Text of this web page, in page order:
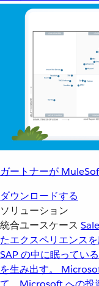
ガートナーが
ダウンロードする
ソリューション
統合ユースケース
たエクスペリエンス
SAP の中に眠ってい
を生み出す。